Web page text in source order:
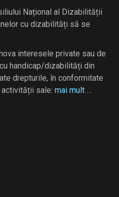
Național al Dizabilității
cu dizabilități să se
interesele private sau de
handicap/dizabilități din
drepturile, în conformitate
sale: mai mult …